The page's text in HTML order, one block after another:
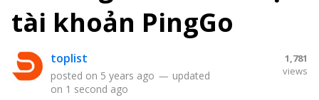
tài khoản PingGo
toplist
posted on 5 years ago — updated
on 1 second ago
1,781
views